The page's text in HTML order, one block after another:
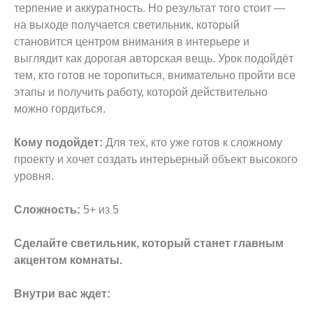
терпение и аккуратность. Но результат того стоит —
на выходе получается светильник, который
становится центром внимания в интерьере и
выглядит как дорогая авторская вещь. Урок подойдёт
тем, кто готов не торопиться, внимательно пройти все
этапы и получить работу, которой действительно
можно гордиться.
Кому подойдет: Для тех, кто уже готов к сложному
проекту и хочет создать интерьерный объект высокого
уровня.
Сложность: 5+ из 5
Сделайте светильник, который станет главным
акцентом комнаты.
Внутри вас ждет: